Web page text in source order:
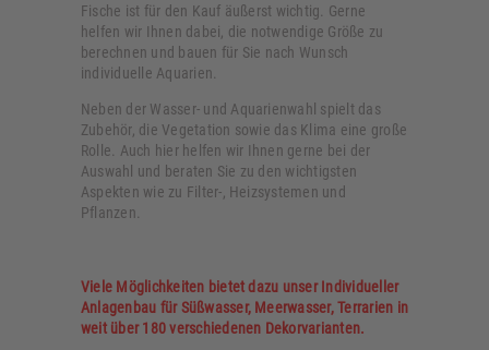
Fische ist für den Kauf äußerst wichtig. Gerne
helfen wir Ihnen dabei, die notwendige Größe zu
berechnen und bauen für Sie nach Wunsch
individuelle Aquarien.
Neben der Wasser- und Aquarienwahl spielt das
Zubehör, die Vegetation sowie das Klima eine große
Rolle. Auch hier helfen wir Ihnen gerne bei der
Auswahl und beraten Sie zu den wichtigsten
Aspekten wie zu Filter-, Heizsystemen und
Pflanzen.
Viele Möglichkeiten bietet dazu unser Individueller
Anlagenbau für Süßwasser, Meerwasser, Terrarien in
weit über 180 verschiedenen Dekorvarianten.